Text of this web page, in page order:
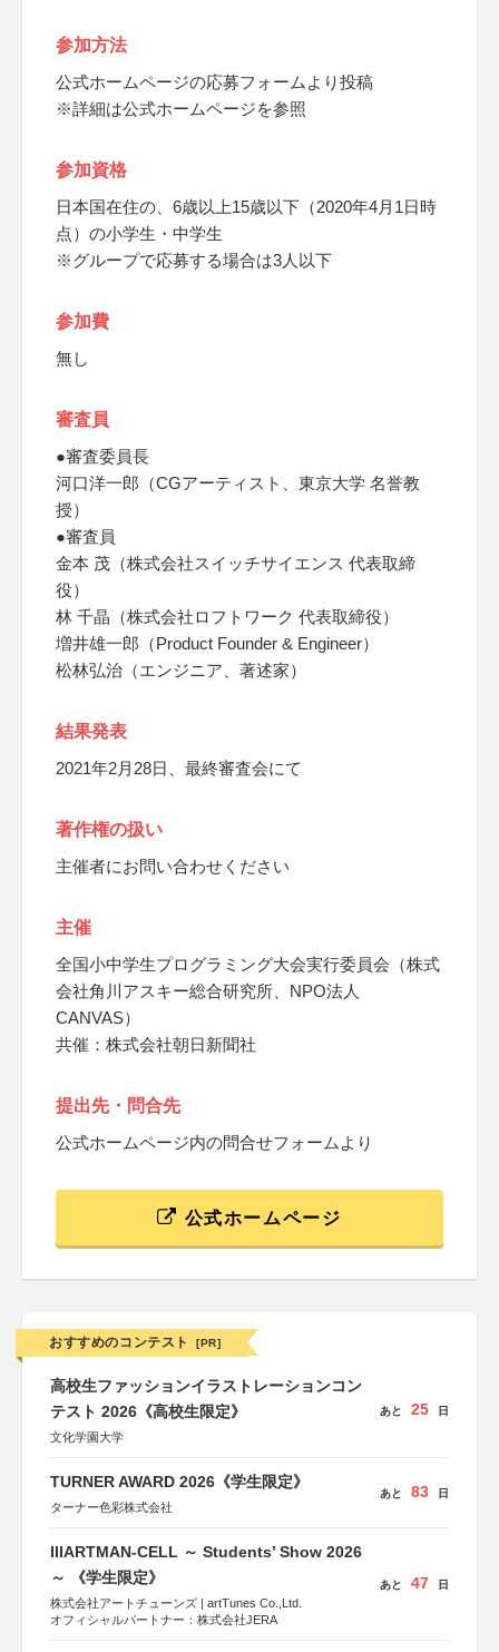
参加方法
公式ホームページの応募フォームより投稿
※詳細は公式ホームページを参照
参加資格
日本国在住の、6歳以上15歳以下（2020年4月1日時
点）の小学生・中学生
※グループで応募する場合は3人以下
参加費
無し
審査員
●審査委員長
河口洋一郎（CGアーティスト、東京大学 名誉教
授）
●審査員
金本 茂（株式会社スイッチサイエンス 代表取締
役）
林 千晶（株式会社ロフトワーク 代表取締役）
増井雄一郎（Product Founder & Engineer）
松林弘治（エンジニア、著述家）
結果発表
2021年2月28日、最終審査会にて
著作権の扱い
主催者にお問い合わせください
主催
全国小中学生プログラミング大会実行委員会（株式
会社角川アスキー総合研究所、NPO法人
CANVAS）
共催：株式会社朝日新聞社
提出先・問合先
公式ホームページ内の問合せフォームより
公式ホームページ
おすすめのコンテスト [PR]
高校生ファッションイラストレーションコン
テスト 2026《高校生限定》
文化学園大学
あと 25 日
TURNER AWARD 2026《学生限定》
ターナー色彩株式会社
あと 83 日
IIIARTMAN-CELL ～ Students’ Show 2026
～ 《学生限定》
株式会社アートチューンズ | artTunes Co.,Ltd.
オフィシャルパートナー：株式会社JERA
あと 47 日